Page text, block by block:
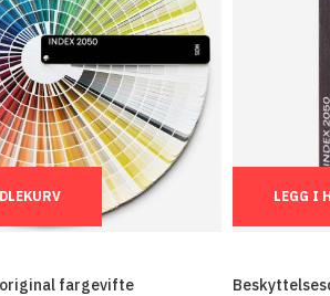
original fargevifte
LEGG I